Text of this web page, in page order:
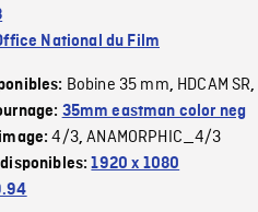
National du Film
Bobine 35 mm, HDCAM SR,
35mm eastman color neg
4/3,ANAMORPHIC_4/3
disponibles:1920 x 1080